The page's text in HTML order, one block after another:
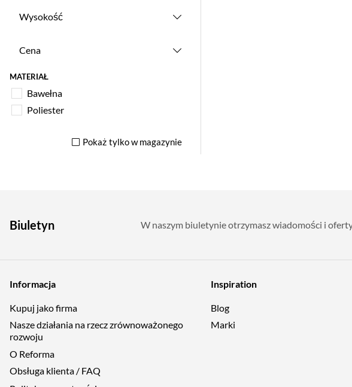
Wysokość
Cena
MATERIAŁ
Bawełna
Poliester
Pokaż tylko w magazynie
Biuletyn W naszym biuletynie otrzymasz wiadomości i
Informacja
Kupuj jako firma
Nasze działania na rzecz zrównoważonego
rozwoju
O Reforma
Obsługa klienta / FAQ
Inspiration
Blog
Marki